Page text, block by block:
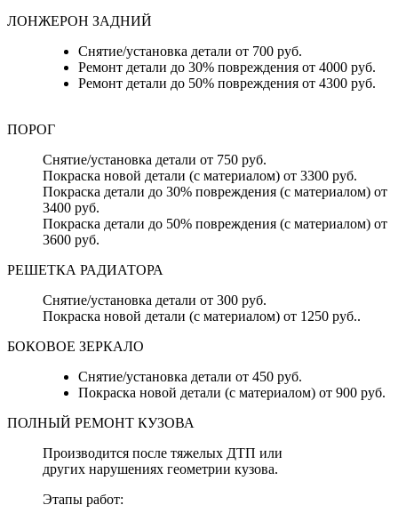
ЛОНЖЕРОН ЗАДНИЙ
Снятие/установка детали от 700 руб.
Ремонт детали до 30% повреждения от 4000 руб.
Ремонт детали до 50% повреждения от 4300 руб.
ПОРОГ
Снятие/установка детали от 750 руб.
Покраска новой детали (с материалом) от 3300 руб.
Покраска детали до 30% повреждения (с материалом) от
3400 руб.
Покраска детали до 50% повреждения (с материалом) от
3600 руб.
РЕШЕТКА РАДИАТОРА
Снятие/установка детали от 300 руб.
Покраска новой детали (с материалом) от 1250 руб..
БОКОВОЕ ЗЕРКАЛО
Снятие/установка детали от 450 руб.
Покраска новой детали (с материалом) от 900 руб.
ПОЛНЫЙ РЕМОНТ КУЗОВА
Производится после тяжелых ДТП или
других нарушениях геометрии кузова.
Этапы работ: